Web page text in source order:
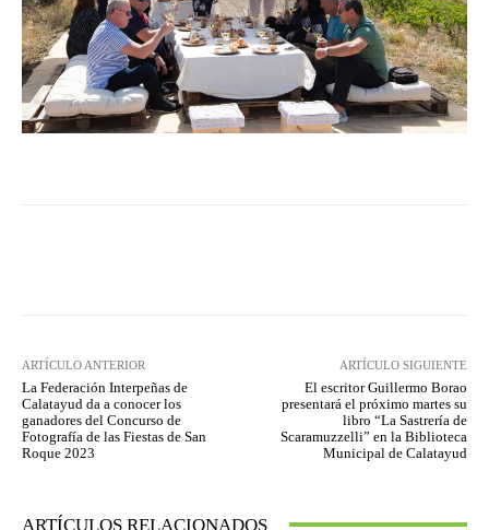
ARTÍCULO ANTERIOR
La Federación Interpeñas de
Calatayud da a conocer los
ganadores del Concurso de
Fotografía de las Fiestas de San
Roque 2023
ARTÍCULO SIGUIENTE
El escritor Guillermo Borao
presentará el próximo martes su
libro “La Sastrería de
Scaramuzzelli” en la Biblioteca
Municipal de Calatayud
ARTÍCULOS RELACIONADOS